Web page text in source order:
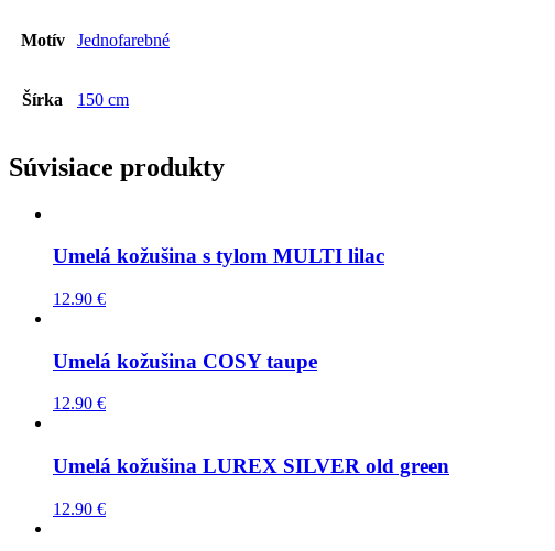
Motív Jednofarebné
Šírka 150 cm
Súvisiace produkty
Umelá kožušina s tylom MULTI lilac
12.90 €
Umelá kožušina COSY taupe
12.90 €
Umelá kožušina LUREX SILVER old green
12.90 €